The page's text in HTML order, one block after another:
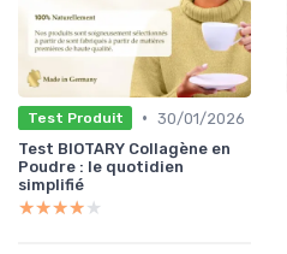
Test Produit • 30/01/2026
Test BIOTARY Collagène en
Poudre : le quotidien
simplifié
★★★★★
★★★★★